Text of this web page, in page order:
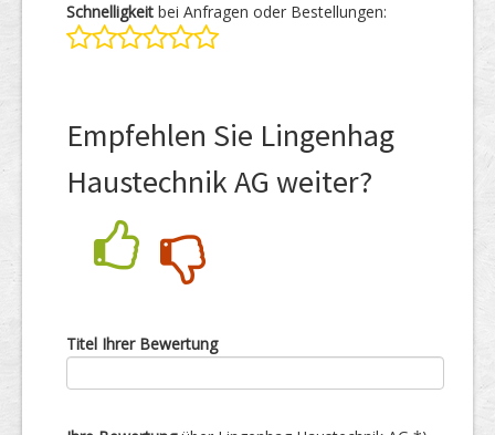
Schnelligkeit bei Anfragen oder Bestellungen:
Empfehlen Sie Lingenhag
Haustechnik AG weiter?
Titel Ihrer Bewertung